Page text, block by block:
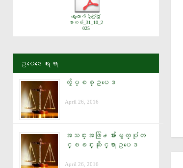
ရွေးကောက်ပွဲကြေငြာ
စာတမ်း_31_10_2
025
ဥပေဒေရးရာ
လွ်ပ္စစ္ဥပေဒ
April 26, 2016
အသင္းအဖြဲ႕မ်ားမွတ္ပုံတ
င္ၿခင္းဆိုင္ရာဥပေဒ
April 26, 2016